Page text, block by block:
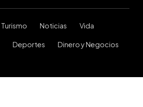
Turismo Noticias Vida
Deportes Dinero y Negocios